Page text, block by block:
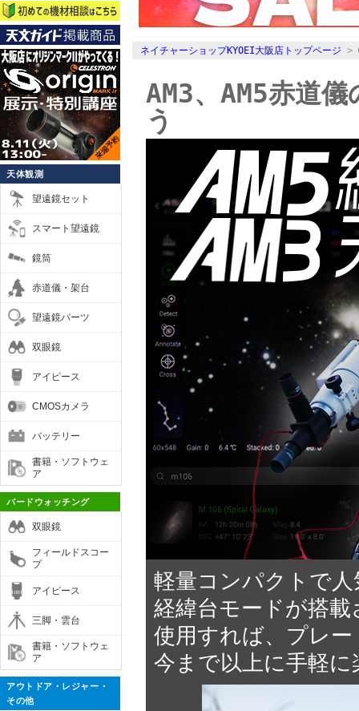
天体観測
望遠鏡セット
スマート望遠鏡
鏡筒
赤道儀・架台
望遠鏡パーツ
双眼鏡
アイピース
CMOSカメラ
バッテリー
書籍・ソフトウェ
ア
バードウォッチング
双眼鏡
フィールドスコー
プ
アイピース
三脚・雲台
書籍・ソフトウェ
ア
アウトドア・レジャー・
その他
ネイチャーショップKYOEI大阪店トップページ >
AM3、AM5赤道
う
軽量コンパクトで人
経緯台モードが搭
使用すれば、プレ
今まで以上に手軽